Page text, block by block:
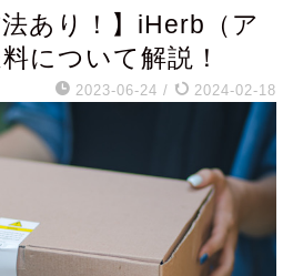
法あり！】iHerb（ア
について解説！
2023-06-24 / 2024-02-18